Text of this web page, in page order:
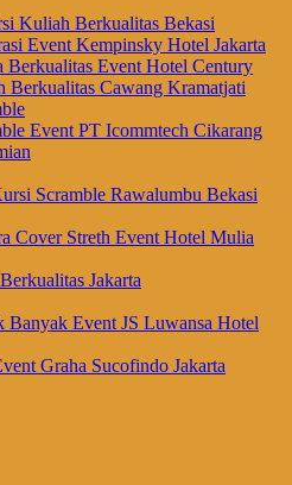
Kuliah Berkualitas Bekasi
Event Kempinsky Hotel Jakarta
Berkualitas Event Hotel Century
Berkualitas Cawang Kramatjati
Event PT Icommtech Cikarang
Scramble Rawalumbu Bekasi
Cover Streth Event Hotel Mulia
Jakarta
Banyak Event JS Luwansa Hotel
Graha Sucofindo Jakarta